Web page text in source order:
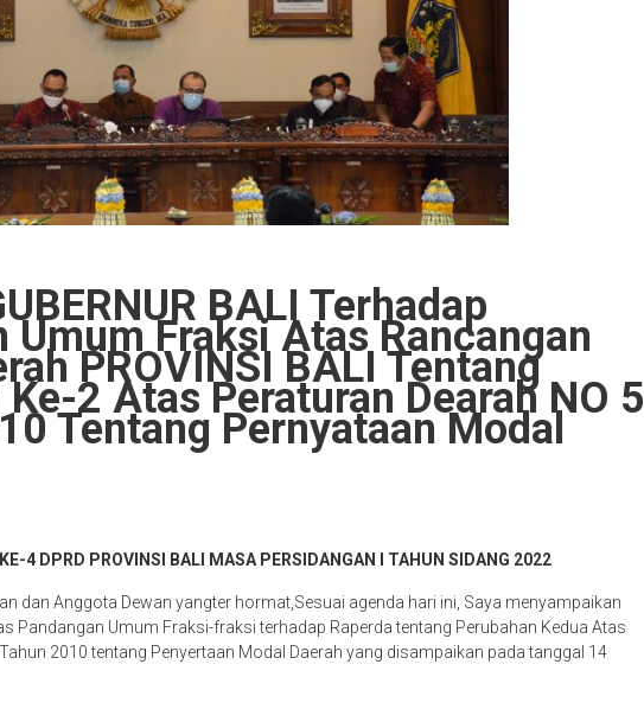
BALI Terhadap
Umum Fraksi Atas Rancangan
PROVINSI BALI Tentang
2 Atas Peraturan Dearah NO 5
Tentang Pernyataan Modal
4 DPRD PROVINSI BALI MASA PERSIDANGAN I TAHUN SIDANG 2022
dan Anggota Dewan yangter hormat,Sesuai agenda hari ini, Saya menyampaikan
Pandangan Umum Fraksi-fraksi terhadap Raperda tentang Perubahan Kedua Atas
2010 tentang Penyertaan Modal Daerah yang disampaikan pada tanggal 14